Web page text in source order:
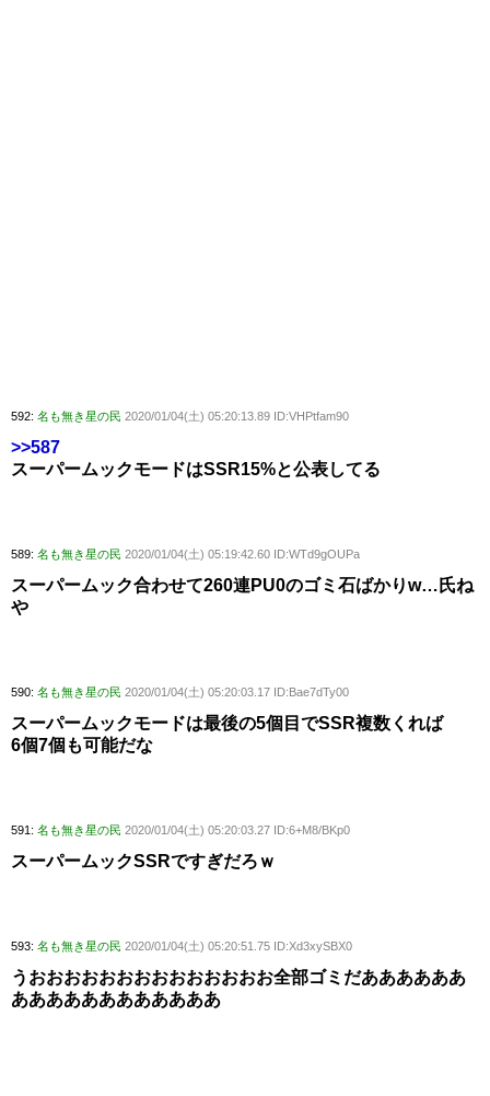
592: 名も無き星の民 2020/01/04(土) 05:20:13.89 ID:VHPtfam90
>>587
スーパームックモードはSSR15%と公表してる
589: 名も無き星の民 2020/01/04(土) 05:19:42.60 ID:WTd9gOUPa
スーパームック合わせて260連PU0のゴミ石ばかりw…氏ね
や
590: 名も無き星の民 2020/01/04(土) 05:20:03.17 ID:Bae7dTy00
スーパームックモードは最後の5個目でSSR複数くれば
6個7個も可能だな
591: 名も無き星の民 2020/01/04(土) 05:20:03.27 ID:6+M8/BKp0
スーパームックSSRですぎだろｗ
593: 名も無き星の民 2020/01/04(土) 05:20:51.75 ID:Xd3xySBX0
うおおおおおおおおおおおおおお全部ゴミだああああああ
ああああああああああああ